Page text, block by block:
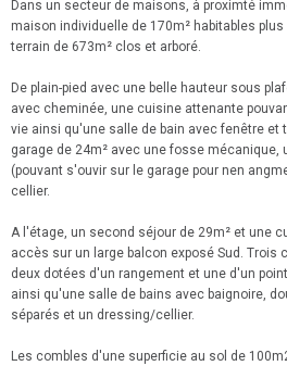
Dans un secteur de maisons, à proximté
maison individuelle de 170m² habitables
terrain de 673m² clos et arboré.
De plain-pied avec une belle hauteur sous
avec cheminée, une cuisine attenante
vie ainsi qu'une salle de bain avec fenêtre et
garage de 24m² avec une fosse
(pouvant s'ouvir sur le garage pour nen
cellier.
A l'étage, un second séjour de 29m² et une
accès sur un large balcon exposé Sud. Trois
deux dotées d'un rangement et une d'un
ainsi qu'une salle de bains avec baignoire,
séparés et un dressing/cellier.
Les combles d'une superficie au sol de